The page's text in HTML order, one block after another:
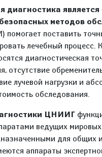
диагностика является
методов
помогает поставить
лечебный
диагностическая
отсутствие
лучевой нагрузки и
обследования.
ЦНИИГ
ведущих
для общих
аппараты